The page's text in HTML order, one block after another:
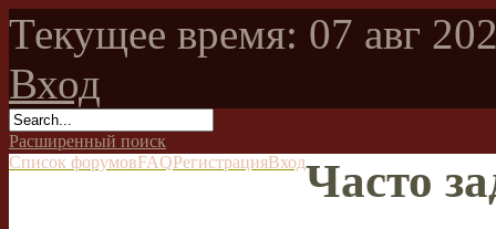
Текущее время: 07 авг
Вход
Расширенный поиск
Список форумовFAQРегистрацияВходЧасто